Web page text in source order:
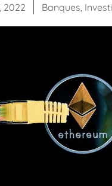
2022 Banques